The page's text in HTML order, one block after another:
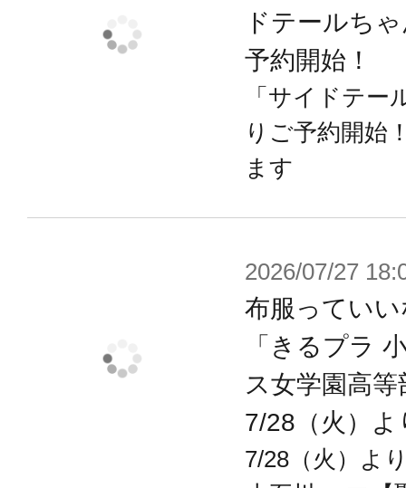
ドテールち
予約開始！
「サイドテー
りご予約開始
ます
2026/07/27
布服ってい
「きるプラ
ス女学園高
7/28（火）
7/28（火）よ